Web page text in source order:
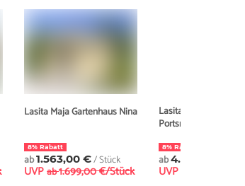
Lasita Maja Gartenhaus Nina
8% Rabatt
ab1.563,00 €/ Stück
UVP ab1.699,00 €/Stück
Lasita Maja Gartenhaus
Portsmouth
8% Rabatt
ab4.921,00 €
UVP